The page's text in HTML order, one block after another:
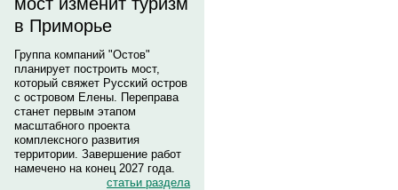
в Приморье
Группа компаний "Остов"
планирует построить мост,
который свяжет Русский остров
с островом Елены. Переправа
станет первым этапом
масштабного проекта
комплексного развития
территории. Завершение работ
намечено на конец 2027 года.
статьи раздела